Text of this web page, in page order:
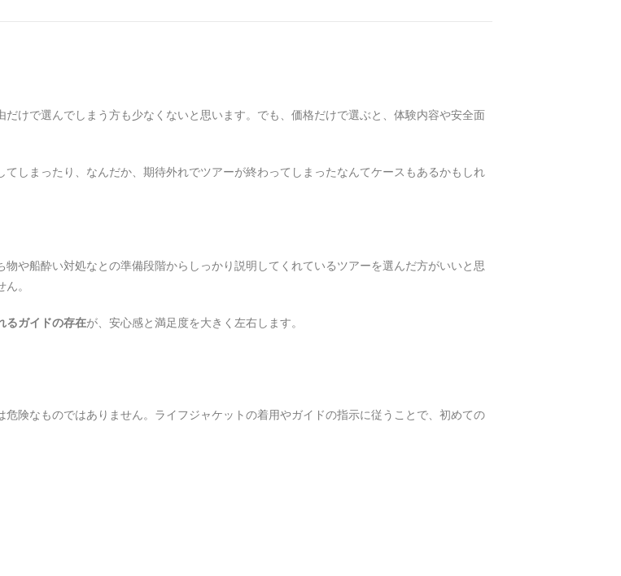
けで選んでしまう方も少なくないと思います。でも、価格だけで選ぶと、体験内容や安全面
しまったり、なんだか、期待外れでツアーが終わってしまったなんてケースもあるかもしれ
や船酔い対処なとの準備段階からしっかり説明してくれているツアーを選んだ方がいいと思
。
るガイドの存在が、安心感と満足度を大きく左右します。
険なものではありません。ライフジャケットの着用やガイドの指示に従うことで、初めての